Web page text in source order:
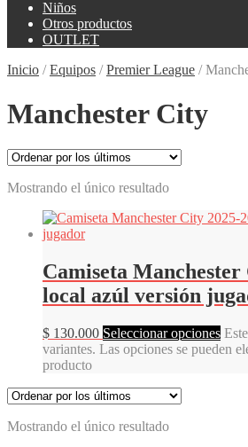
Niños
Otros productos
OUTLET
Inicio /Equipos /Premier League /
Manchester City
Mostrando el único resultado
Camiseta Manchester
local azúl versión
$ 130.000 Seleccionar opciones
variantes. Las opciones se pueden
producto
Mostrando el único resultado